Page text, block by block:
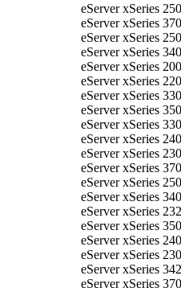
eServer xSeries
eServer xSeries
eServer xSeries
eServer xSeries
eServer xSeries
eServer xSeries
eServer xSeries
eServer xSeries
eServer xSeries
eServer xSeries
eServer xSeries
eServer xSeries
eServer xSeries
eServer xSeries
eServer xSeries
eServer xSeries
eServer xSeries
eServer xSeries
eServer xSeries
eServer xSeries